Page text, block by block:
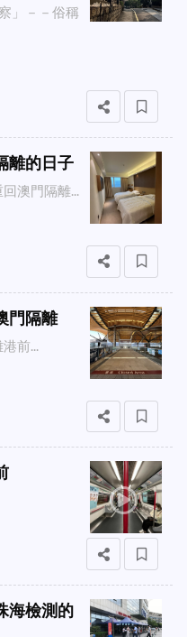
」－－俗稱
離的日子
澳門隔離...
門隔離
前...
海檢測的